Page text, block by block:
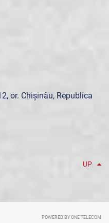
or. Chișinău, Republica
UP
POWERED BY ONE TELECOM